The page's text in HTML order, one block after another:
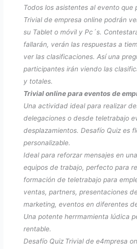
Todos los asistentes al evento que
Trivial de empresa online podrán
su Tablet o móvil y Pc´s.
fallarán, verán las respuestas a
ver las clasificaciones. Así una
participantes irán viendo las
y totales.
Trivial online para eventos de
Una actividad ideal para realizar
delegaciones o desde teletrabajo
desplazamientos. Desafío Quiz es
personalizable.
Ideal para reforzar mensajes en
equipos de trabajo, perfecto para
formación de teletrabajo para
ventas, partners, presentaciones
marketing, eventos en diferentes
Una potente herrmamienta lúdica
rentable.
Desafío Quiz Trivial de e4mpresa